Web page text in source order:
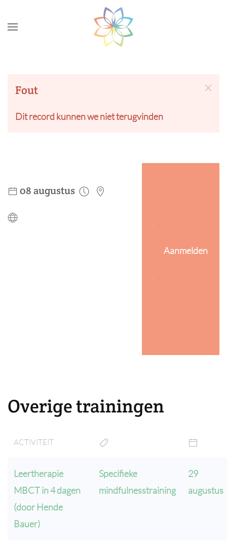
Skip to main content
Fout
Dit record kunnen we niet terugvinden
08 augustus
Aanmelden
Overige trainingen
ACTIVITEIT
Leertherapie
MBCT in 4 dagen
(door Hende
Bauer)
Specifieke
mindfulnesstraining
29
augustus